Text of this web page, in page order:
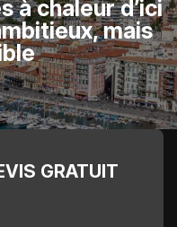
à chaleur d’ici
mais
GRATUIT